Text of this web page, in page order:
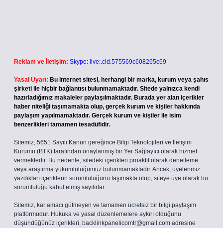
Reklam ve İletişim: Skype: live:.cid.575569c608265c69
Yasal Uyarı: Bu internet sitesi, herhangi bir marka, kurum veya şahıs
şirketi ile hiçbir bağlantısı bulunmamaktadır. Sitede yalnızca kendi
hazırladığımız makaleler paylaşılmaktadır. Burada yer alan içerikler
haber niteliği taşımamakta olup, gerçek kurum ve kişiler hakkında
paylaşım yapılmamaktadır. Gerçek kurum ve kişiler ile isim
benzerlikleri tamamen tesadüfidir.
Sitemiz, 5651 Sayılı Kanun gereğince Bilgi Teknolojileri ve İletişim
Kurumu (BTK) tarafından onaylanmış bir Yer Sağlayıcı olarak hizmet
vermektedir. Bu nedenle, sitedeki içerikleri proaktif olarak denetleme
veya araştırma yükümlülüğümüz bulunmamaktadır. Ancak, üyelerimiz
yazdıkları içeriklerin sorumluluğunu taşımakta olup, siteye üye olarak bu
sorumluluğu kabul etmiş sayılırlar.
Sitemiz, kar amacı gütmeyen ve tamamen ücretsiz bir bilgi paylaşım
platformudur. Hukuka ve yasal düzenlemelere aykırı olduğunu
düşündüğünüz içerikleri, backlinkpanelicomtr@gmail.com adresine